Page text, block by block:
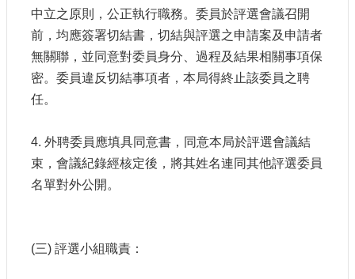
中立之原則，公正執行職務。委員於評選會議召開
前，均應簽署切結書，切結與評選之申請案及申請者
無關聯，並同意對委員身分、過程及結果相關事項保
密。委員違反切結事項者，本局得終止該委員之聘
任。
4. 外聘委員應填具同意書，同意本局於評選會議結
束，會議紀錄經核定後，將其姓名連同其他評選委員
名單對外公開。
(三) 評選小組職責：